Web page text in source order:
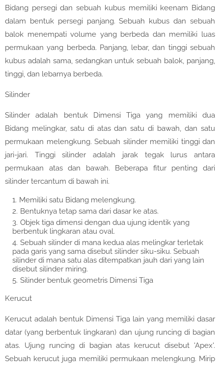
Bidang persegi dan sebuah kubus memiliki keenam Bidang
dalam bentuk persegi panjang. Sebuah kubus dan sebuah
balok menempati volume yang berbeda dan memiliki luas
permukaan yang berbeda. Panjang, lebar, dan tinggi sebuah
kubus adalah sama, sedangkan untuk sebuah balok, panjang,
tinggi, dan lebarnya berbeda.
Silinder
Silinder adalah bentuk Dimensi Tiga yang memiliki dua
Bidang melingkar, satu di atas dan satu di bawah, dan satu
permukaan melengkung. Sebuah silinder memiliki tinggi dan
jari-jari. Tinggi silinder adalah jarak tegak lurus antara
permukaan atas dan bawah. Beberapa fitur penting dari
silinder tercantum di bawah ini.
Memiliki satu Bidang melengkung.
Bentuknya tetap sama dari dasar ke atas.
Objek tiga dimensi dengan dua ujung identik yang
berbentuk lingkaran atau oval.
Sebuah silinder di mana kedua alas melingkar terletak
pada garis yang sama disebut silinder siku-siku. Sebuah
silinder di mana satu alas ditempatkan jauh dari yang lain
disebut silinder miring.
Silinder bentuk geometris Dimensi Tiga
Kerucut
Kerucut adalah bentuk Dimensi Tiga lain yang memiliki dasar
datar (yang berbentuk lingkaran) dan ujung runcing di bagian
atas. Ujung runcing di bagian atas kerucut disebut 'Apex'.
Sebuah kerucut juga memiliki permukaan melengkung. Mirip